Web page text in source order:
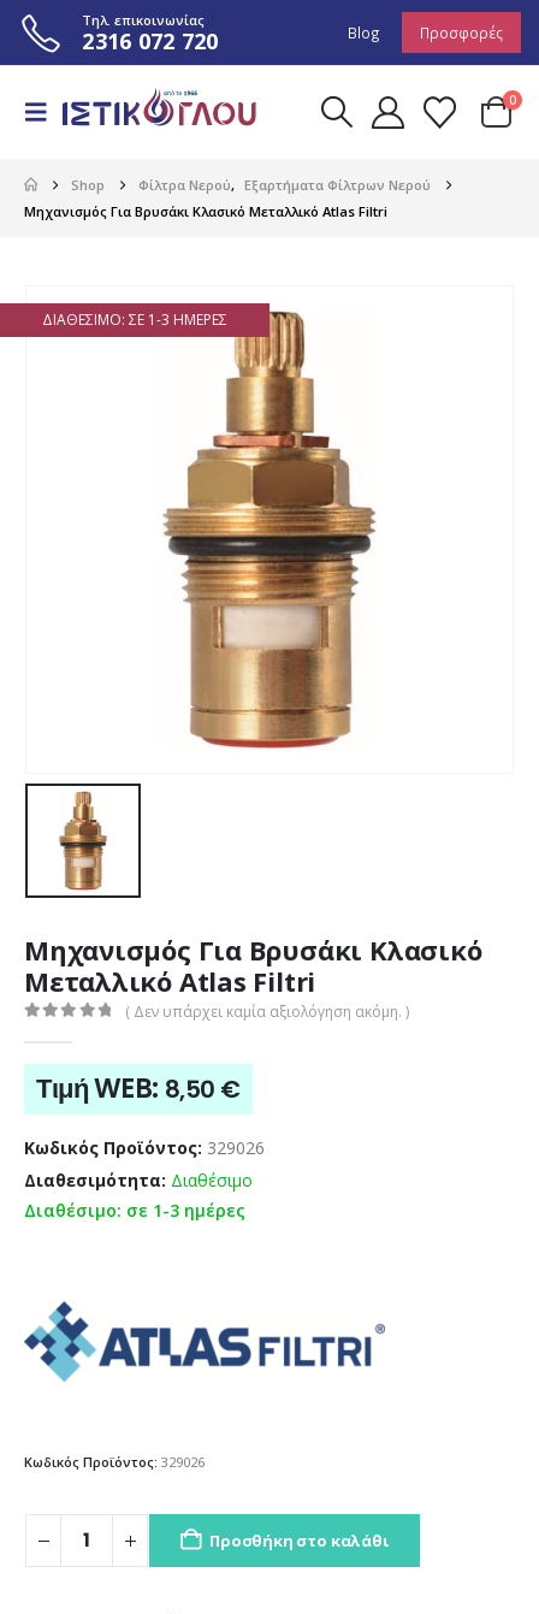
Τηλ. επικοινωνίας
2316 072 720 Blog Προσφορές
0
Shop Φίλτρα Νερού, Εξαρτήματα Φίλτρων Νερού
Μηχανισμός Για Βρυσάκι Κλασικό Μεταλλικό Atlas Filtri
ΔΙΑΘΈΣΙΜΟ: ΣΕ 1-3 ΗΜΈΡΕΣ
Μηχανισμός Για Βρυσάκι Κλασικό
Μεταλλικό Atlas Filtri
( Δεν υπάρχει καμία αξιολόγηση ακόμη. )
Τιμή WEB: 8,50 €
Κωδικός Προϊόντος: 329026
Διαθεσιμότητα: Διαθέσιμο
Διαθέσιμο: σε 1-3 ημέρες
Κωδικός Προϊόντος: 329026
Προσθήκη στο καλάθι